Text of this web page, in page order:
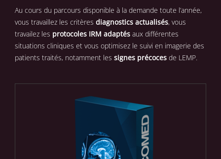
Au cours du parcours disponible à la demande toute l’année,
vous travaillez les critères diagnostics actualisés, vous
travailez les protocoles IRM adaptés aux différentes
situations cliniques et vous optimisez le suivi en imagerie des
patients traités, notamment les signes précoces de LEMP.
COMMANDER /